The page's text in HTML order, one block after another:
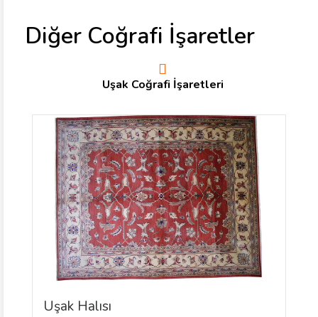
Diğer Coğrafi İşaretler
Uşak Coğrafi İşaretleri
Uşak Halısı